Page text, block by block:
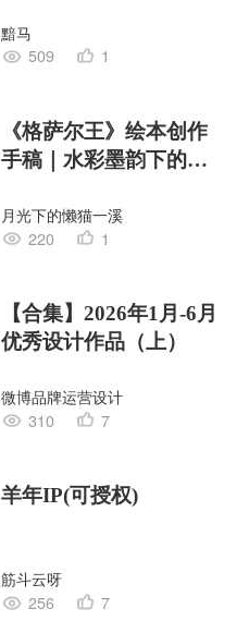
黯马
509
1
《格萨尔王》绘本创作
手稿｜水彩墨韵下的史
月光下的懒猫一溪
220
1
【合集】2026年1月-6月
优秀设计作品（上）
微博品牌运营设计
310
7
羊年IP(可授权)
筋斗云呀
256
7